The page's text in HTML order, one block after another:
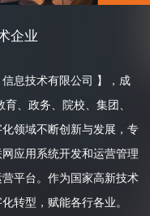
企业
息技术有限公司 】，成
、政务、院校、集团、
领域不断创新与发展，专
应用系统开发和运营管理
平台。作为国家高新技术
转型，赋能各行各业。